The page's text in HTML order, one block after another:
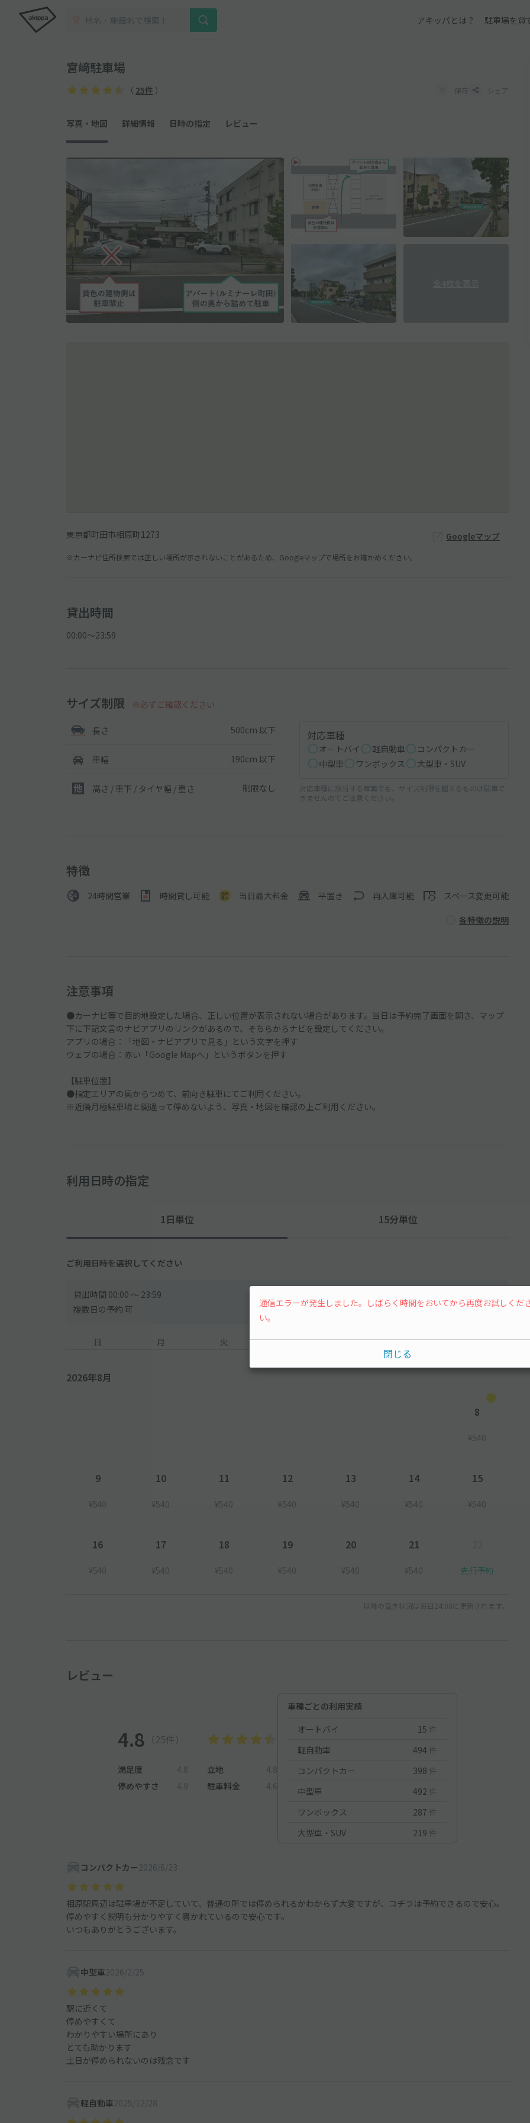
アキッパとは？ 駐車場を貸
宮﨑駐車場
（ 25件 ） 保存 シェア
写真・地図 詳細情報 日時の指定 レビュー
東京都町田市相原町1273 Googleマップ
※カーナビ住所検索では正しい場所が示されないことがあるため、Googleマップで場所をお確かめください。
貸出時間
00:00〜23:59
サイズ制限 ※必ずご確認ください
長さ 500cm 以下
車幅 190cm 以下
高さ / 車下 / タイヤ幅 / 重さ 制限なし
対応車種
オートバイ 軽自動車
コンパクトカー
中型車
ワンボックス 大型車・SUV
対応車種に該当する車両でも、サイズ制限を超えるものは駐車で
きませんのでご注意ください。
特徴
24時間営業 時間貸し可能 当日最大料金 平置き 再入庫可能 スペース変更可能
各特徴の説明
注意事項
●カーナビ等で目的地設定した場合、正しい位置が表示されない場合があります。当日は予約完了画面を開き、マップ
下に下記文言のナビアプリのリンクがあるので、そちらからナビを設定してください。
アプリの場合：「地図・ナビアプリで見る」という文字を押す
ウェブの場合：赤い「Google Mapへ」というボタンを押す
【駐車位置】
●指定エリアの奥からつめて、前向き駐車にてご利用ください。
※近隣月極駐車場と間違って停めないよう、写真・地図を確認の上ご利用ください。
利用日時の指定
1日単位 15分単位
ご利用日時を選択してください
貸出時間 00:00 〜 23:59
複数日の予約 可
日 月 火 水 木 金 土
2026年8月
8
¥540
9
¥540
10
¥540
11
¥540
12
¥540
13
¥540
14
¥540
15
¥540
16
¥540
17
¥540
18
¥540
19
¥540
20
¥540
21
¥540 先行予約
以降の空き状況は毎日24:00に更新されます。
レビュー
4.8 （25件）
満足度 4.8 立地
4.8
停めやすさ
4.9 駐車料金 4.6
車種ごとの利用実績
オートバイ
15 件
軽自動車
494 件
コンパクトカー
398 件
中型車
492 件
ワンボックス
287 件
大型車・SUV
219 件
コンパクトカー 2026/6/23
相原駅周辺は駐車場が不足していて、普通の所では停められるかわからず大変ですが、コチラは予約できるので安心。
停めやすく説明も分かりやすく書かれているので安心です。
いつもありがとうございます。
中型車2026/2/25
駅に近くて
停めやすくて
わかりやすい場所にあり
とても助かります
土日が停められないのは残念です
軽自動車2025/12/28
通信エラーが発生しました。しばらく時間をおいてから再度お試しくだ
い。
閉じる